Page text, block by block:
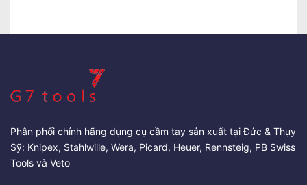
Phân phối chính hãng dụng cụ cầm tay sản xuất tại Đức & Thụy
Sỹ: Knipex, Stahlwille, Wera, Picard, Heuer, Rennsteig, PB Swiss
Tools và Veto